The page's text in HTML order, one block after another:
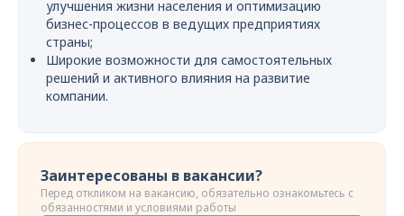
улучшения жизни населения и оптимизацию
бизнес-процессов в ведущих предприятиях
страны;
Широкие возможности для самостоятельных
решений и активного влияния на развитие
компании.
Заинтересованы в вакансии?
Перед откликом на вакансию, обязательно ознакомьтесь с
обязанностями и условиями работы